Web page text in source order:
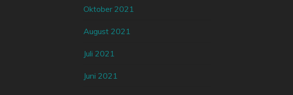
Oktober 2021
August 2021
Juli 2021
Juni 2021